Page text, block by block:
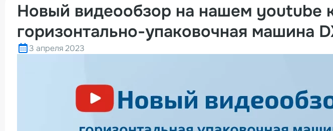
Новый видеообзор на нашем youtube
горизонтально-упаковочная машина
3 апреля 2023